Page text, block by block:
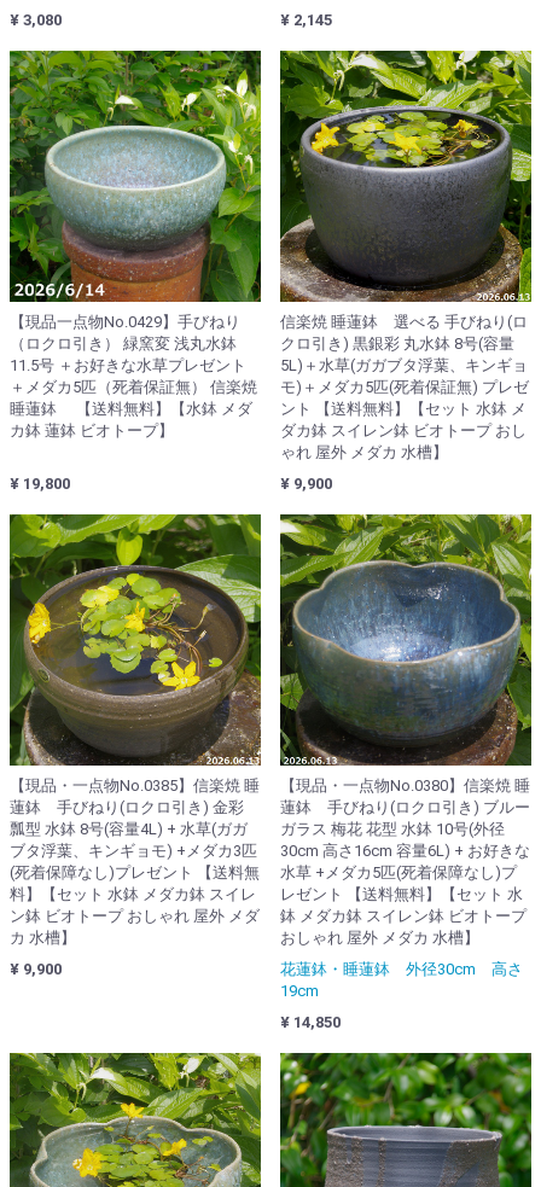
¥ 3,080
¥ 2,145
【現品一点物No.0429】手びねり
（ロクロ引き） 緑窯変 浅丸水鉢
11.5号 ＋お好きな水草プレゼント
＋メダカ5匹（死着保証無） 信楽焼
睡蓮鉢 【送料無料】【水鉢 メダ
カ鉢 蓮鉢 ビオトープ】
¥ 19,800
信楽焼 睡蓮鉢 選べる 手びねり(ロ
クロ引き) 黒銀彩 丸水鉢 8号(容量
5L)＋水草(ガガブタ浮葉、キンギョ
モ)＋メダカ5匹(死着保証無) プレゼ
ント 【送料無料】【セット 水鉢 メ
ダカ鉢 スイレン鉢 ビオトープ おし
ゃれ 屋外 メダカ 水槽】
¥ 9,900
【現品・一点物No.0385】信楽焼 睡
蓮鉢 手びねり(ロクロ引き) 金彩
瓢型 水鉢 8号(容量4L) + 水草(ガガ
ブタ浮葉、キンギョモ) +メダカ3匹
(死着保障なし)プレゼント 【送料無
料】【セット 水鉢 メダカ鉢 スイレ
ン鉢 ビオトープ おしゃれ 屋外 メダ
カ 水槽】
¥ 9,900
【現品・一点物No.0380】信楽焼 睡
蓮鉢 手びねり(ロクロ引き) ブルー
ガラス 梅花 花型 水鉢 10号(外径
30cm 高さ16cm 容量6L) + お好きな
水草 +メダカ5匹(死着保障なし)プ
レゼント 【送料無料】【セット 水
鉢 メダカ鉢 スイレン鉢 ビオトープ
おしゃれ 屋外 メダカ 水槽】
花蓮鉢・睡蓮鉢 外径30cm 高さ
19cm
¥ 14,850